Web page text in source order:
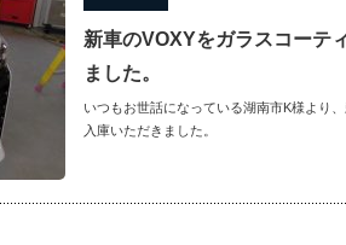
新車のVOXYをガラスコーテ
ました。
いつもお世話になっている湖南市K様より
入庫いただきました。